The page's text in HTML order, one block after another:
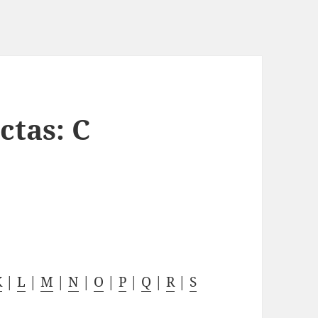
C
|L |M |N | O |P | Q |R| S